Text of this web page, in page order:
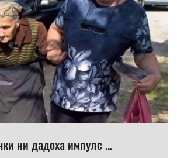
ни дадоха импулс ...